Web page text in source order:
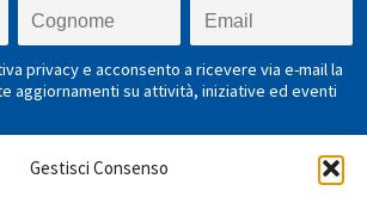
Gestisci Consenso
privacy e acconsento a ricevere via e-mail la
aggiornamenti su attività, iniziative ed eventi